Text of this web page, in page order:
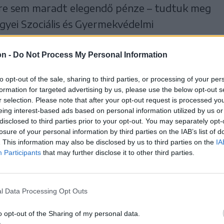
- Do Not Process My Personal Information
opt-out of the sale, sharing to third parties, or processing of your
for targeted advertising by us, please use the below opt-out
selection. Please note that after your opt-out request is processed
interest-based ads based on personal information utilized by us
to third parties prior to your opt-out. You may separately
of your personal information by third parties on the IAB’s list of
This information may also be disclosed by us to third parties on the
Participants that may further disclose it to other third parties.
Data Processing Opt Outs
opt-out of the Sharing of my personal data.
sem maradt elegendő pénze – tudtuk meg
Szociális és Gyermekvédelmi
elég ez a pénz, tehát a
a nettó értékére van keret, az adókra már
és a bérek utáni járulékokat, de
november első